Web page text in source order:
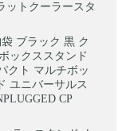
ットクーラースタ
ブラック 黒 ク
ックススタンド
クト マルチボッ
ユニバーサルス
CP